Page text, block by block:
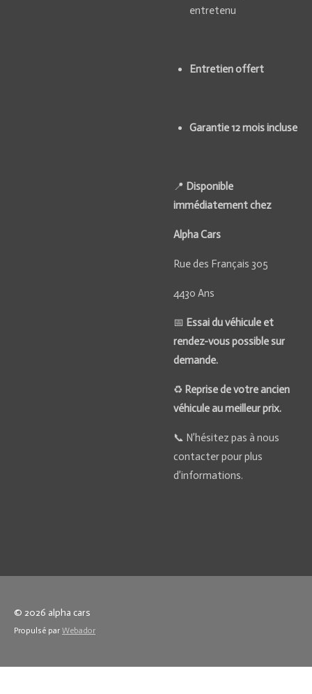
entretenu
Entretien offert
Garantie 12 mois incluse
📍 Disponible
immédiatement chez
Alpha Cars
Rue des Français 305
4430 Ans
📅 Essai du véhicule et
rendez-vous possible sur
demande.
♻️ Reprise de votre ancien
véhicule au meilleur prix.
📞 N’hésitez pas à nous
contacter pour plus
d’informations.
© 2026 alpha cars
Propulsé par Webador